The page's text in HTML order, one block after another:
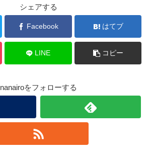
シェアする
Facebook はてブ
LINE コピー
nanairoをフォローする